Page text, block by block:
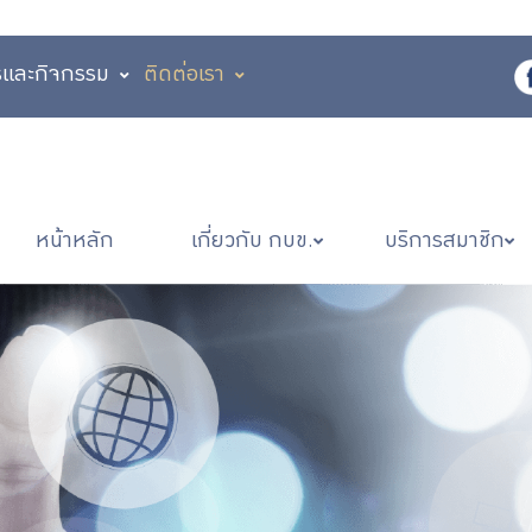
และกิจกรรม ติดต่อเรา
หน้าหลัก เกี่ยวกับ กบข. บริการสมาชิก